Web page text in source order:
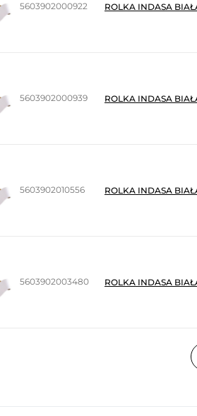
5603902000922 ROLKA INDASA
5603902000939 ROLKA INDASA
5603902010556 ROLKA INDASA
5603902003480 ROLKA INDASA